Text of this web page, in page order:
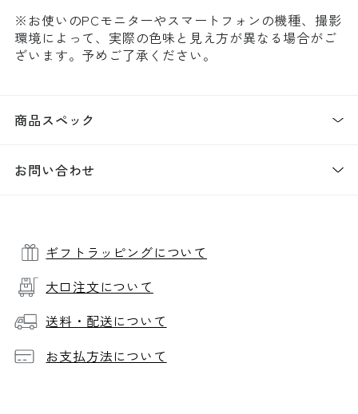
※お使いのPCモニターやスマートフォンの機種、撮影
環境によって、実際の色味と見え方が異なる場合がご
ざいます。予めご了承ください。
商品スペック
お問い合わせ
ギフトラッピングについて
大口注文について
送料・配送について
お支払方法について